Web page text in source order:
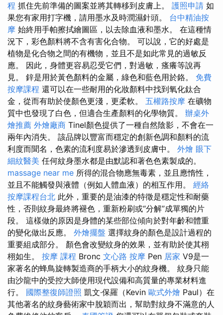
程 抓住先前準備的圖案並將其轉移到皮膚上。 護照申請 如
果您有家用打字機，請用墨水及時潤濕針頭。 台中精油按
摩 始終用手帕擦拭繪圖區，以去除血液和墨水。 在這種情
況下，彩色顏料將不含有害化合物。 可以說，它的好處是
植物是化合物之間的有機物，並且不是如此常見的過敏反
應。 因此，身體更容易忍受它們，對過敏，瘙癢等說再
見。 鋅是用於黃色顏料的金屬，綠色和藍色用於鉻。 免費
按摩課程 還可以在一些耐用的化妝顏料中找到氧化鈦合
金，從而有助於使顏色更淺，更柔軟。 五權路按摩 在礦物
質中也發現了白色，但適合生產顏料的化學物質。 辦桌外
燴推薦 外燴廠商 Tinel顏色提供了一種自然陰影，不會在一
兩年內消失。 該品牌以豐富而穩定的創新色調和顏料的流
利度而聞名，色素的流利度易於滲透到皮膚中。 外燴 眼下
細紋醫美 任何紋身墨水都是由默認和著色色素製成的。
massage near me 所得的混合物應無毒素，並且應惰性，
並且不能觸發與液體（例如人體血液）的相互作用。 經絡
按摩課程台北 此外，重要的是油漆的特徵是穩定性和耐藥
性，否則紋身最終將褪色，重新粉刷或“分解”成單獨的片
段。 這樣做的原因是身體的某些部位傾向於對年齡和體重
的變化做出反應。 外燴擺盤 選擇紋身的顏色是設計過程的
重要組成部分。 顏色會改變紋身的效果，並有助於使其栩
栩如生。 按摩 課程 Bronc 文心路 按摩 Pen 居家 V9是一
家著名的蜂鳥旋轉製造商的手柄大小的紋身機。 紋身只能
由沙龍中的受控大師使用現代設備和高質量的專業材料進
行。 國際整復師證照 凱文·保羅（Kevin 歐式外燴 Paul）在
其他著名的紋身藝術家中脫穎而出，幫助對紋身不滿意的人